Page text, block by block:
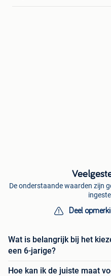
De onderstaande waarden zijn
Deel
Wat is belangrijk bij het
een 6-jarige?
Hoe kan ik de juiste maat